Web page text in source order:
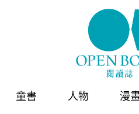
童書 人物 漫